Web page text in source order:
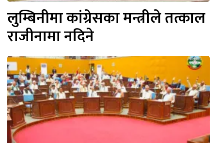
लुम्बिनीमा कांग्रेसका मन्त्रीले तत्काल
राजीनामा नदिने